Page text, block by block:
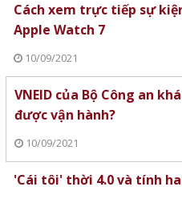
Cách xem trực tiếp sự
Apple Watch 7
10/09/2021
VNEID của Bộ Công an
được vận hành?
10/09/2021
'Cái tôi' thời 4.0 và tính